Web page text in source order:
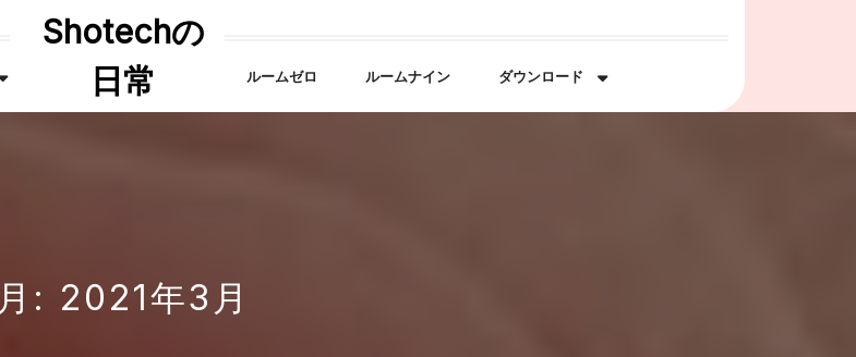
Shotechの
日常
ルームゼロ ルームナイン ダウンロード
月: 2021年3月